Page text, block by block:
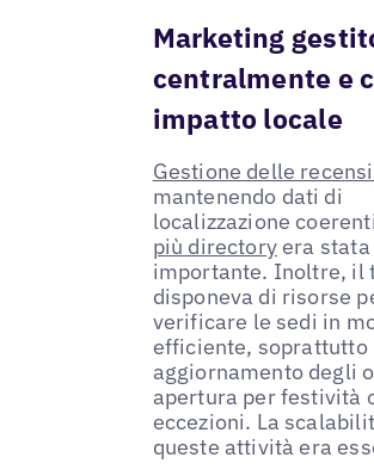
Marketing
centralmente e
impatto locale
Gestione delle
mantenendo dati di
localizzazione
più directoryera stata
importante. Inoltre, il
disponeva di risorse
verificare le sedi in
efficiente, soprattutto
aggiornamento degli
apertura per festività
eccezioni. La
queste attività era